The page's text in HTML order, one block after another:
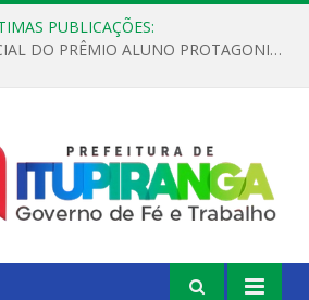
PUBLICAÇÕES:
REGULAMENTO OFICIAL DO PRÊMIO ALUNO PROTAGONISTA – EDIÇÃO 2026